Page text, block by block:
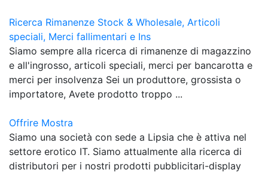
Ricerca Rimanenze Stock & Wholesale, Articoli
speciali, Merci fallimentari e Ins
Siamo sempre alla ricerca di rimanenze di magazzino
e all'ingrosso, articoli speciali, merci per bancarotta e
merci per insolvenza Sei un produttore, grossista o
importatore, Avete prodotto troppo ...
Offrire Mostra
Siamo una società con sede a Lipsia che è attiva nel
settore erotico IT. Siamo attualmente alla ricerca di
distributori per i nostri prodotti pubblicitari-display